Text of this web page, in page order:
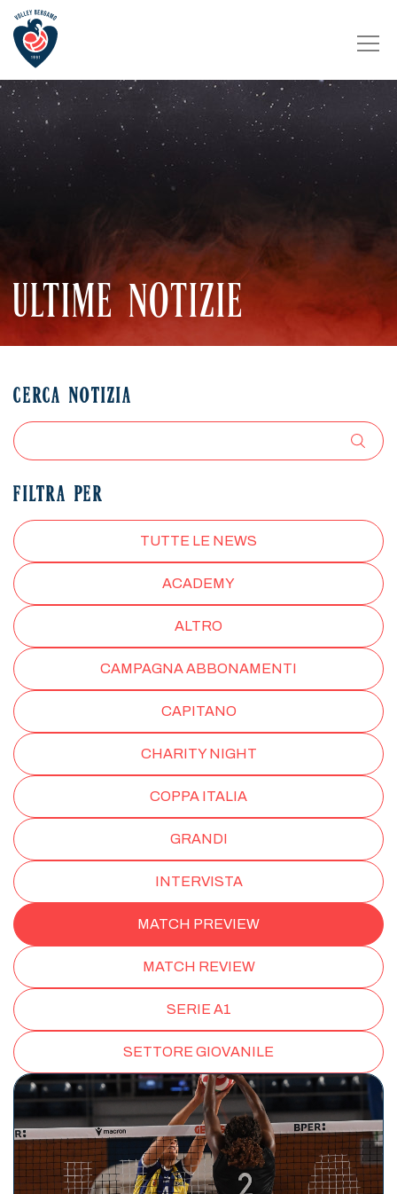
ULTIME NOTIZIE
CERCA NOTIZIA
FILTRA PER
TUTTE LE NEWS
ACADEMY
ALTRO
CAMPAGNA ABBONAMENTI
CAPITANO
CHARITY NIGHT
COPPA ITALIA
GRANDI
INTERVISTA
MATCH PREVIEW
MATCH REVIEW
SERIE A1
SETTORE GIOVANILE